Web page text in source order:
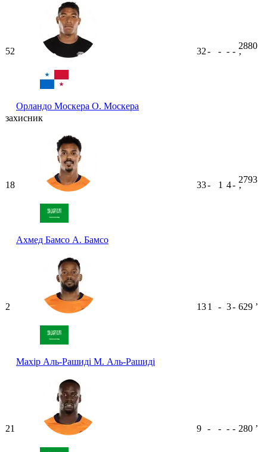
52
Орландо Москера О. Москера
32- - - -
2880
ʼ
захисник
18
Ахмед Бамсо А. Бамсо
33- 1 4-
2793
ʼ
2
Махір Аль-Рашиді М. Аль-Рашиді
131 - 3- 629 ʼ
21 9 - - - - 280 ʼ